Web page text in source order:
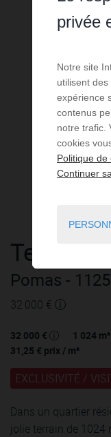
Terrain
Pomas -
32 000 €
32 000 € 1 024
31,25 € prix / m²
EXCLUSIVITÉ /
Dans un quartier
jolie terrain de
privée
Notre site
utilisent
expérience
contenus
notre trafic.
cookies
Politique de
Continuer